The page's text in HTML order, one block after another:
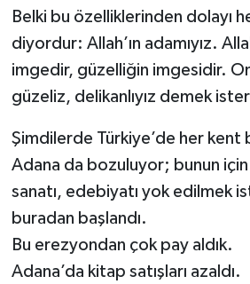
Belki bu özelliklerinden dolayı
diyordur: Allah’ın adamıyız.
imgedir, güzelliğin imgesidir.
güzeliz, delikanlıyız demek
Şimdilerde Türkiye’de her kent
Adana da bozuluyor; bunun
sanatı, edebiyatı yok edilmek
buradan başlandı.
Bu erezyondan çok pay aldık.
Adana’da kitap satışları azaldı.